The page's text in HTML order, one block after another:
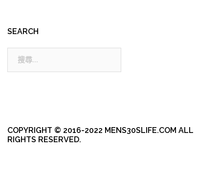
SEARCH
COPYRIGHT © 2016-2022 MENS30SLIFE.COM ALL
RIGHTS RESERVED.